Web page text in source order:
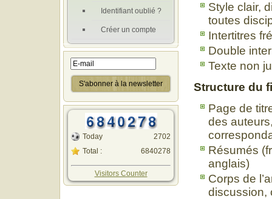
Identifiant oublié ?
Créer un compte
Today
Total :
2702
6840278
Visitors Counter
Style clair,
toutes
Intertitres
Double
Texte non
Structure du
Page de
des
Résumés
anglais)
Corps de
discussion,